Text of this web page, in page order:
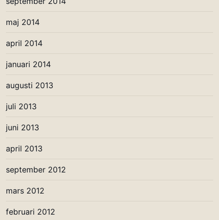
maj 2014
april 2014
januari 2014
augusti 2013
juli 2013
juni 2013
april 2013
september 2012
mars 2012
februari 2012